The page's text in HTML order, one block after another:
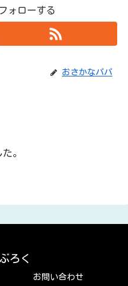
ォローする
おさかなパパ
。
ろく
お問い合わせ